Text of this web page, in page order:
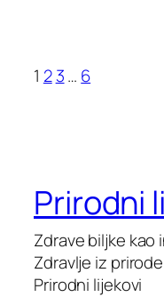
1 2 3… 6
Prirodni
Zdrave biljke kao
Zdravlje iz
Prirodni lijekovi